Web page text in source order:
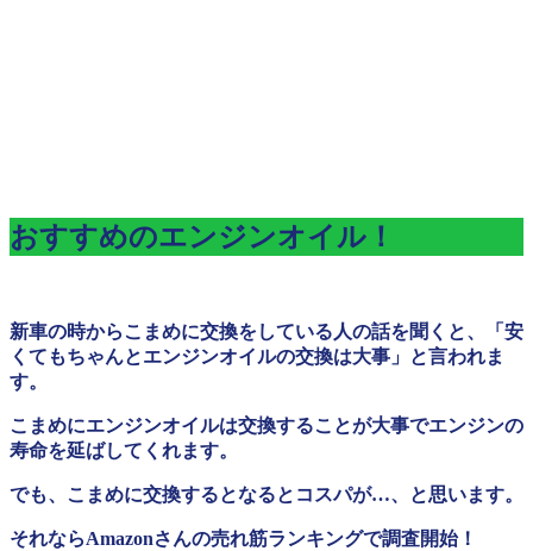
おすすめのエンジンオイル！
新車の時からこまめに交換をしている人の話を聞くと、「安
くてもちゃんとエンジンオイルの交換は大事」と言われま
す。
こまめにエンジンオイルは交換することが大事でエンジンの
寿命を延ばしてくれます。
でも、こまめに交換するとなるとコスパが…、と思います。
それならAmazonさんの売れ筋ランキングで調査開始！